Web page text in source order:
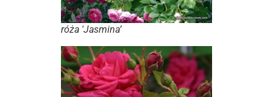
róża 'Jasmina’